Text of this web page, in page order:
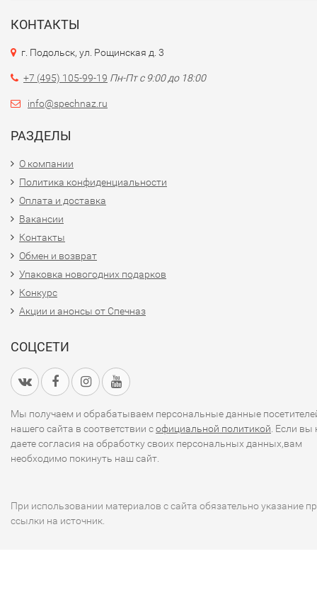
КОНТАКТЫ
г. Подольск, ул. Рощинская д. 3
+7 (495) 105-99-19 Пн-Пт с 9:00 до 18:00
info@spechnaz.ru
РАЗДЕЛЫ
О компании
Политика конфиденциальности
Оплата и доставка
Вакансии
Контакты
Обмен и возврат
Упаковка новогодних подарков
Конкурс
Акции и анонсы от Спечназ
СОЦСЕТИ
Мы получаем и обрабатываем персональные данные
нашего сайта в соответствии софициальной политикой . Если вы
даете согласия на обработку своих персональных данных,вам
необходимо покинуть наш сайт.
При использовании материалов с сайта обязательно указание
ссылки на источник.